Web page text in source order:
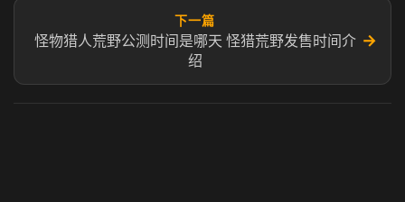
下一篇
怪物猎人荒野公测时间是哪天 怪猎荒野发售时间介
绍
→